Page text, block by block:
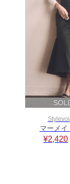
マーメイ
¥2,420